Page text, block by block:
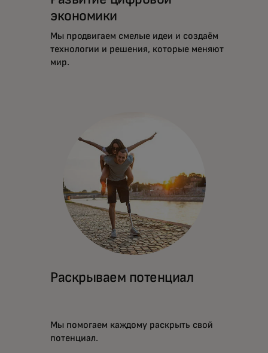
экономики
Мы продвигаем смелые идеи и создаём
технологии и решения, которые меняют
мир.
Раскрываем потенциал
Мы помогаем каждому раскрыть свой
потенциал.